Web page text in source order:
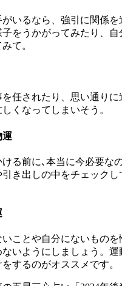
いるなら、強引に関係を
子をうかがってみたり、
て。
任されたり、思い通りに
くなってしまいそう。
運
る前に､本当に今必要な
き出しの中をチェックし
いことや自分にないもの
ないようにしましょう。
するのがオススメです。